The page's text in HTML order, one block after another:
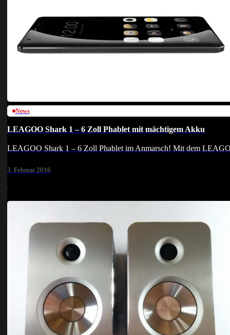
News
LEAGOO Shark 1 – 6 Zoll Phablet mit mächtigem Akku
LEAGOO Shark 1 – 6 Zoll Phablet im Anmarsch! Mit dem
3. Februar 2016